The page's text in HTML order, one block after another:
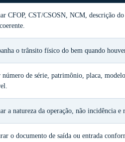
CFOP, CST/CSOSN, NCM, descrição
o trânsito físico do bem quando
número de série, patrimônio, placa,
a natureza da operação, não incidência e
o documento de saída ou entrada